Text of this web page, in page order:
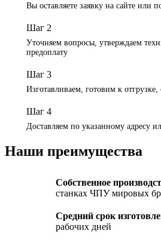
Вы оставляете заявку на сайте или
Шаг 2
Уточняем вопросы, утверждаем
предоплату
Шаг 3
Изготавливаем, готовим к
Шаг 4
Доставляем по указанному адресу
Наши преимущества
Собственное
станках ЧПУ мировых
Средний срок
рабочих дней